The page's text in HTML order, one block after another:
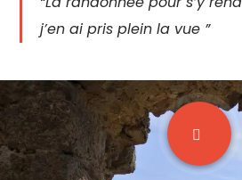
j’en ai pris plein la vue ”